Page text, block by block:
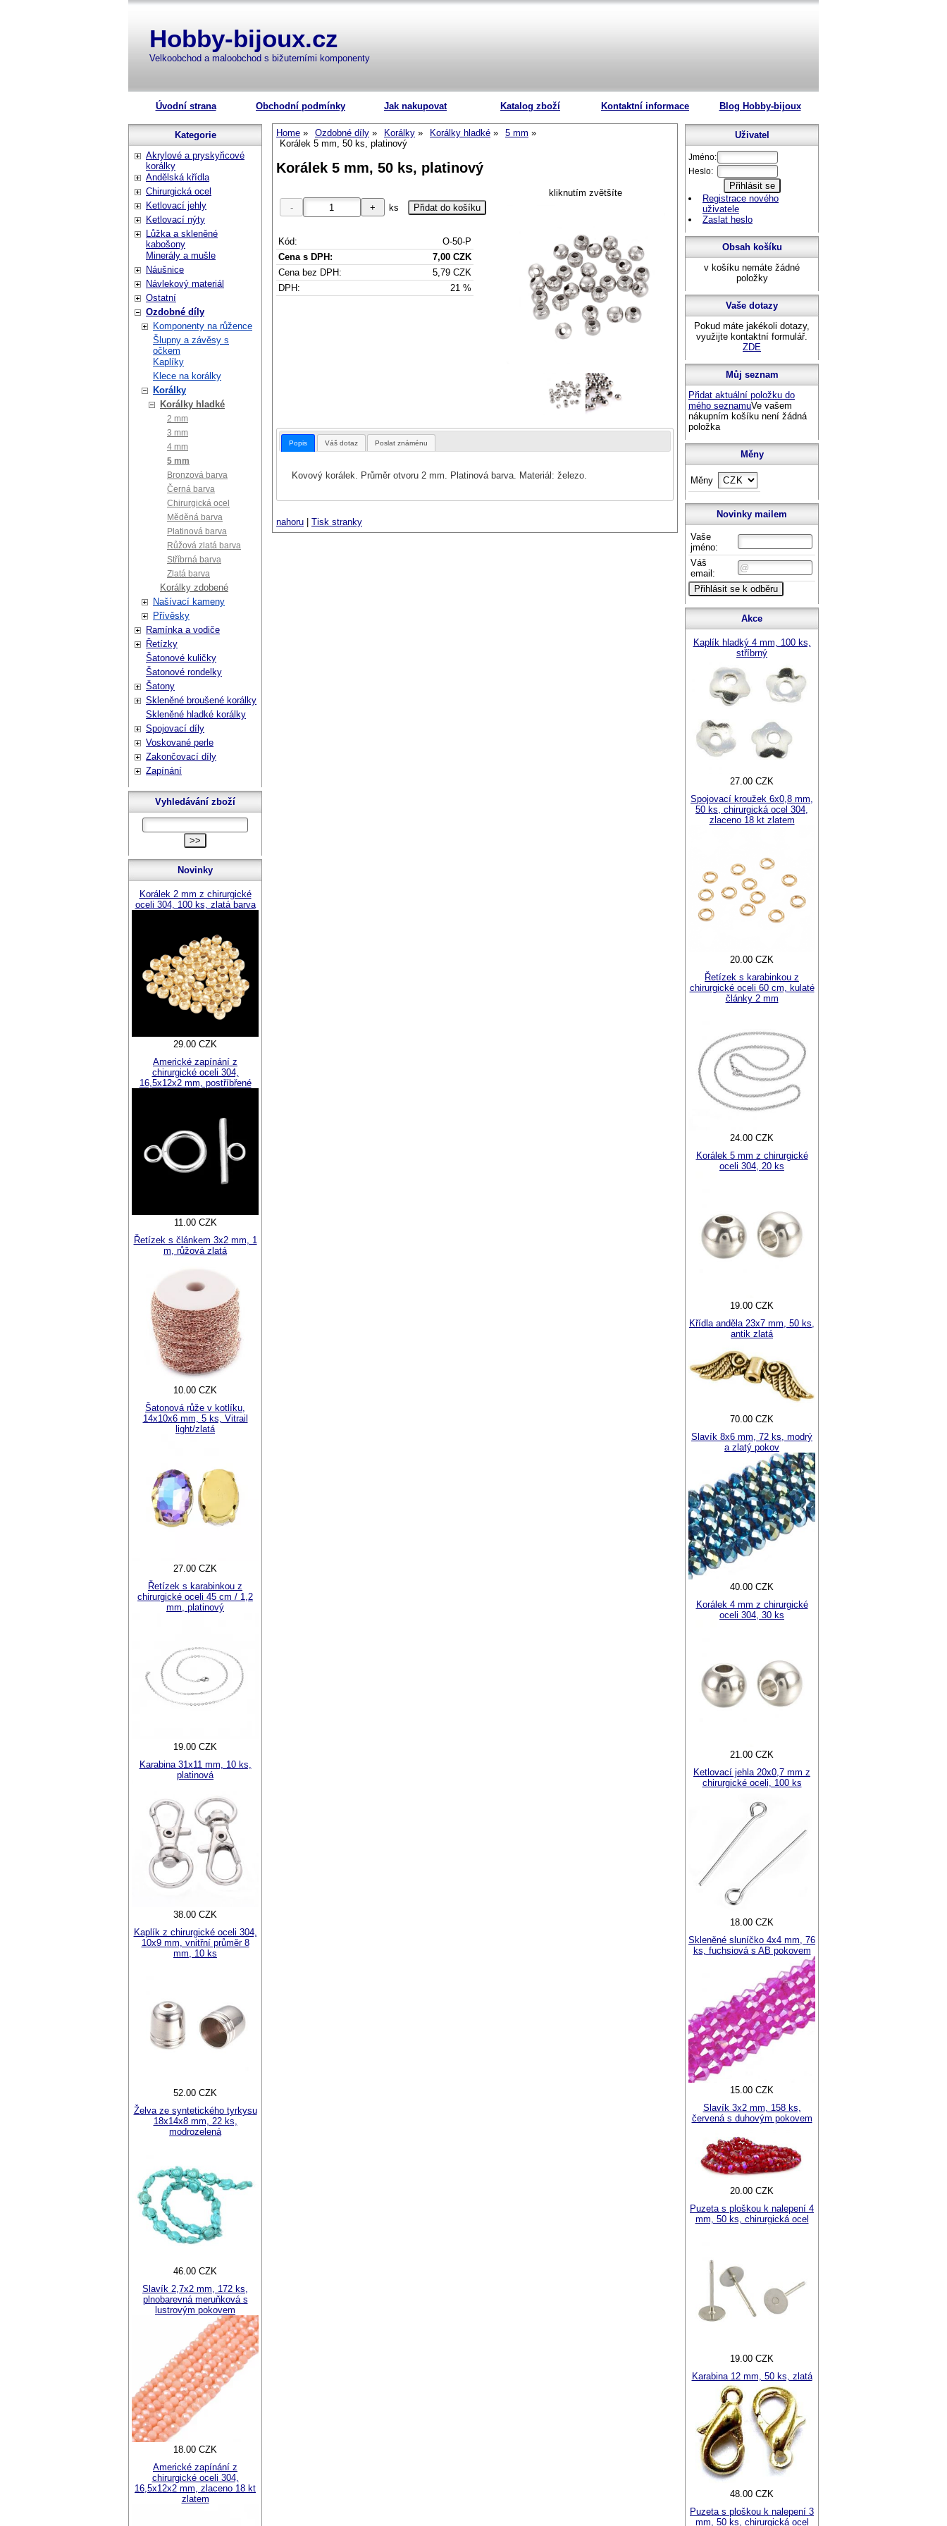
Hobby-bijoux.cz
Velkoobchod a maloobchod s bižuterními komponenty
Úvodní strana Obchodní podmínky Jak nakupovat Katalog zboží Kontaktní informace Blog Hobby-bijoux
Home Ozdobné díly Korálky Korálky hladké
5 mm
Korálek 5 mm, 50 ks, platinový
Korálek 5 mm, 50 ks, platinový
kliknutím zvětšíte
ks
Kód:
O-50-P
Cena s DPH:
7,00 CZK
Cena bez DPH:
5,79 CZK
DPH:
21 %
Popis Váš dotaz Poslat známénu
Kovový korálek. Průměr otvoru 2 mm. Platinová barva. Materiál: železo.
nahoru Tisk stranky
Kategorie
Akrylové a pryskyřicové
korálky
Andělská křídla
Chirurgická ocel
Ketlovací jehly
Ketlovací nýty
Lůžka a skleněné
kabošony
Minerály a mušle
Náušnice
Návlekový materiál
Ostatní
Ozdobné díly
Komponenty na růžence
Šlupny a závěsy s
očkem
Kaplíky
Klece na korálky
Korálky
Korálky hladké
2 mm
3 mm
4 mm
5 mm
Bronzová barva
Černá barva
Chirurgická ocel
Měděná barva
Platinová barva
Růžová zlatá barva
Stříbrná barva
Zlatá barva
Korálky zdobené
Našívací kameny
Přívěsky
Ramínka a vodiče
Řetízky
Šatonové kuličky
Šatonové rondelky
Šatony
Skleněné broušené korálky
Skleněné hladké korálky
Spojovací díly
Voskované perle
Zakončovací díly
Zapínání
Vyhledávání zboží
Novinky
Korálek 2 mm z chirurgické
oceli 304, 100 ks, zlatá barva
29.00 CZK
Americké zapínání z
chirurgické oceli 304,
16,5x12x2 mm, postříbřené
11.00 CZK
Řetízek s článkem 3x2 mm, 1
m, růžová zlatá
10.00 CZK
Šatonová růže v kotlíku,
14x10x6 mm, 5 ks, Vitrail
light/zlatá
27.00 CZK
Řetízek s karabinkou z
chirurgické oceli 45 cm / 1,2
mm, platinový
19.00 CZK
Karabina 31x11 mm, 10 ks,
platinová
38.00 CZK
Kaplík z chirurgické oceli 304,
10x9 mm, vnitřní průměr 8
mm, 10 ks
52.00 CZK
Želva ze syntetického tyrkysu
18x14x8 mm, 22 ks,
modrozelená
46.00 CZK
Slavík 2,7x2 mm, 172 ks,
plnobarevná meruňková s
lustrovým pokovem
18.00 CZK
Americké zapínání z
chirurgické oceli 304,
16,5x12x2 mm, zlaceno 18 kt
zlatem
Uživatel
Jméno:
Heslo:
Registrace nového
uživatele
Zaslat heslo
Obsah košíku
v košíku nemáte žádné
položky
Vaše dotazy
Pokud máte jakékoli dotazy,
využijte kontaktní formulář.
ZDE
Můj seznam
Přidat aktuální položku do
mého seznamuVe vašem
nákupním košíku není žádná
položka
Měny
Měny
Novinky mailem
Vaše
jméno:
Váš
email:
Akce
Kaplík hladký 4 mm, 100 ks,
stříbrný
27.00 CZK
Spojovací kroužek 6x0,8 mm,
50 ks, chirurgická ocel 304,
zlaceno 18 kt zlatem
20.00 CZK
Řetízek s karabinkou z
chirurgické oceli 60 cm, kulaté
články 2 mm
24.00 CZK
Korálek 5 mm z chirurgické
oceli 304, 20 ks
19.00 CZK
Křídla anděla 23x7 mm, 50 ks,
antik zlatá
70.00 CZK
Slavík 8x6 mm, 72 ks, modrý
a zlatý pokov
40.00 CZK
Korálek 4 mm z chirurgické
oceli 304, 30 ks
21.00 CZK
Ketlovací jehla 20x0,7 mm z
chirurgické oceli, 100 ks
18.00 CZK
Skleněné sluníčko 4x4 mm, 76
ks, fuchsiová s AB pokovem
15.00 CZK
Slavík 3x2 mm, 158 ks,
červená s duhovým pokovem
20.00 CZK
Puzeta s ploškou k nalepení 4
mm, 50 ks, chirurgická ocel
19.00 CZK
Karabina 12 mm, 50 ks, zlatá
48.00 CZK
Puzeta s ploškou k nalepení 3
mm, 50 ks, chirurgická ocel